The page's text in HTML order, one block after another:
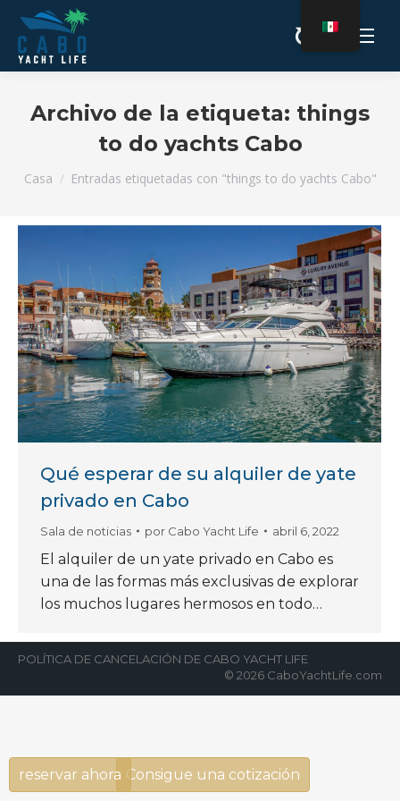
Archivo de la etiqueta: things
to do yachts Cabo
Estás aquí:
Casa Entradas etiquetadas con "things to do yachts Cabo"
Qué esperar de su alquiler de yate
privado en Cabo
Sala de noticias por Cabo Yacht Life abril 6, 2022
El alquiler de un yate privado en Cabo es
una de las formas más exclusivas de explorar
los muchos lugares hermosos en todo…
POLÍTICA DE CANCELACIÓN DE CABO YACHT LIFE
© 2026 CaboYachtLife.com
Consigue una cotización
reservar ahora